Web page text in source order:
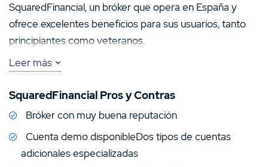
COSTES DE TRADING
-
MINI CONTRATOS
No
SquaredFinancial, un bróker que opera en España y
ofrece excelentes beneficios para sus usuarios, tanto
principiantes como veteranos.
Te explicaremos cuáles son las principales ventajas de
para abrir, de cuanto es el depósito mínimo, los
métodos de pagos disponibles para operar, así como
también estaremos haciendo énfasis en temas más
técnicos como el número de pares disponibles para
Leer más
SquaredFinancial Pros y Contras
Bróker con muy buena reputación
Cuenta demo disponibleDos tipos de cuentas
adicionales especializadas